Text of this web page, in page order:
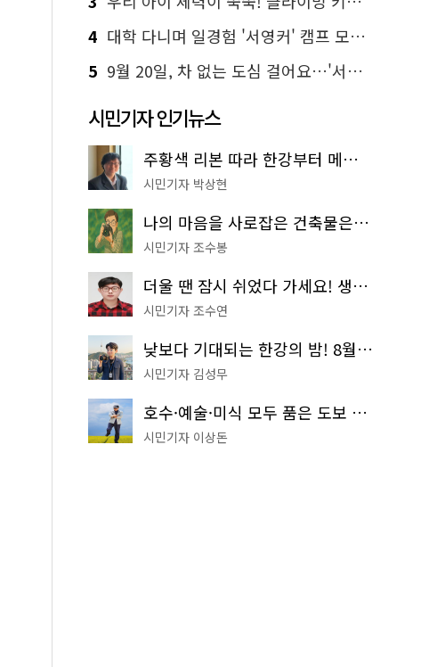
4 대학 다니며 일경험 '서영커' 캠프 모집…전액 무료
5 9월 20일, 차 없는 도심 걸어요…'서울 걷자 페스티벌' 선착순 5천명
시민기자 인기뉴스
주황색 리본 따라 한강부터 메타세쿼이아 숲길까지…서울둘레길 15코스
시민기자 박상현
나의 마음을 사로잡은 건축물은? '서울시 건축상' 수상작 공개!
시민기자 조수봉
더울 땐 잠시 쉬었다 가세요! 생수 냉장고부터 해피소·무더위쉼터까지
시민기자 조수연
낮보다 기대되는 한강의 밤! 8월 한정 무료 '한강 밤핑' 예약은?
시민기자 김성무
호수·예술·미식 모두 품은 도보 코스! 서울식물원~LG아트센터~마곡테라스거리
시민기자 이상돈